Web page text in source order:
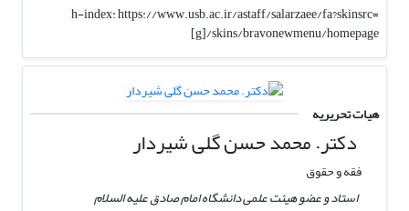
h-index:https://www.usb.ac.ir/astaff/salarzaee/fa?skinsrc=
[g]/skins/bravonewmenu/homepage
هیات تحریریه
دکتر. محمد حسن گلی شیردار
فقه و حقوق
استاد و عضو هیئت علمی دانشگاه امام صادق علیه السلام